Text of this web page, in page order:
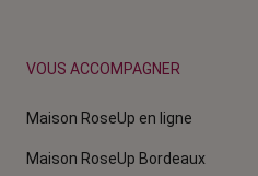
VOUS ACCOMPAGNER
Maison RoseUp en ligne
Maison RoseUp Bordeaux